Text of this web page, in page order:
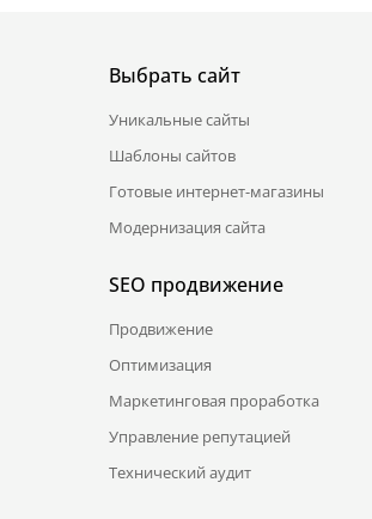
Выбрать сайт
Уникальные сайты
Шаблоны сайтов
Готовые интернет-магазины
Модернизация сайта
SEO продвижение
Продвижение
Оптимизация
Маркетинговая проработка
Управление репутацией
Технический аудит